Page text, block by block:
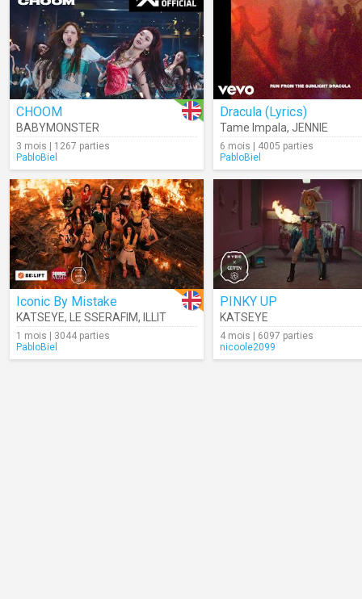
CHOOM
BABYMONSTER
3 mois | 1267 parties
PabloBiel
Dracula (Lyrics)
Tame Impala, JENNIE
6 mois | 4005 parties
PabloBiel
Iconic By Mistake
KATSEYE, LE SSERAFIM, ILLIT
1 mois | 3044 parties
PabloBiel
PINKY UP
KATSEYE
4 mois | 6097 parties
nicoole2099